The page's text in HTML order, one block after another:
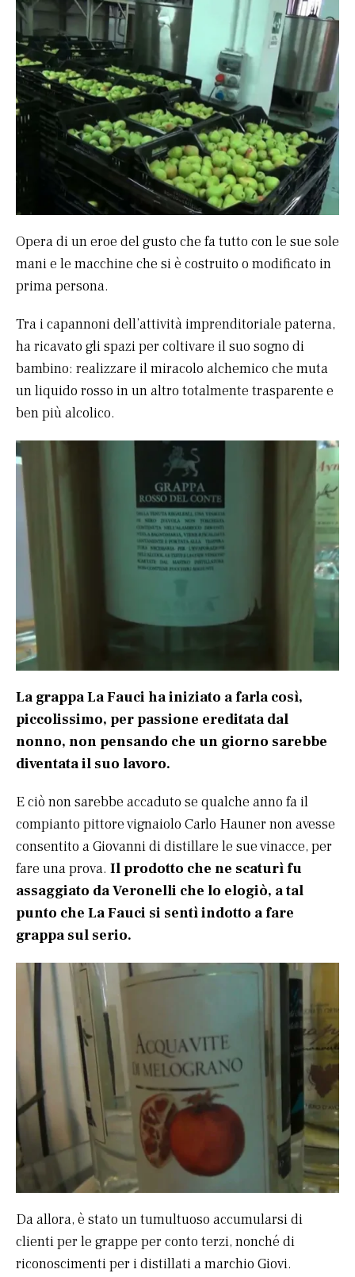
Opera di un eroe del gusto che fa tutto con le sue sole
mani e le macchine che si è costruito o modificato in
prima persona.
Tra i capannoni dell’attività imprenditoriale paterna,
ha ricavato gli spazi per coltivare il suo sogno di
bambino: realizzare il miracolo alchemico che muta
un liquido rosso in un altro totalmente trasparente e
ben più alcolico.
La grappa La Fauci ha iniziato a farla così,
piccolissimo, per passione ereditata dal
nonno, non pensando che un giorno sarebbe
diventata il suo lavoro.
E ciò non sarebbe accaduto se qualche anno fa il
compianto pittore vignaiolo Carlo Hauner non avesse
consentito a Giovanni di distillare le sue vinacce, per
fare una prova. Il prodotto che ne scaturì fu
assaggiato da Veronelli che lo elogiò, a tal
punto che La Fauci si sentì indotto a fare
grappa sul serio.
Da allora, è stato un tumultuoso accumularsi di
clienti per le grappe per conto terzi, nonché di
riconoscimenti per i distillati a marchio Giovi.